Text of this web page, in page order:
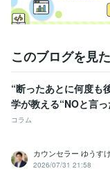
ココナラ　レギュラー
コナラ　プラチナラン
臨床心理士 取得年 :
得意分野
悩み相談・カウンセリ
このブログを見
“断ったあとに何度も
学が教える“NOと言
コラム
カウンセラー ゆうすけ
2026/07/31 21:58